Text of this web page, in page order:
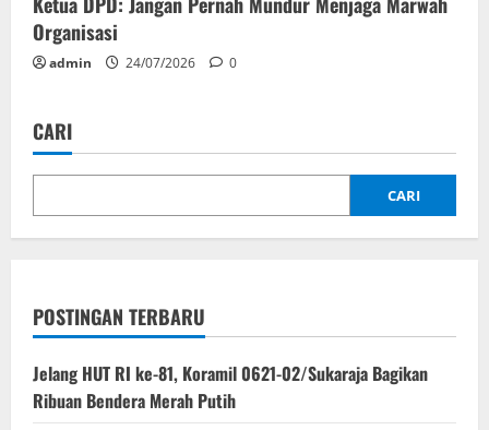
Organisasi
admin 24/07/2026 0
CARI
CARI
POSTINGAN TERBARU
Jelang HUT RI ke-81, Koramil 0621-02/Sukaraja Bagikan
Ribuan Bendera Merah Putih